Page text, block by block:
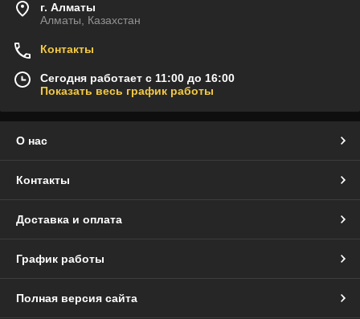
г. Алматы
Алматы, Казахстан
Контакты
Сегодня работает с 11:00 до 16:00
Показать весь график работы
О нас
Контакты
Доставка и оплата
График работы
Полная версия сайта